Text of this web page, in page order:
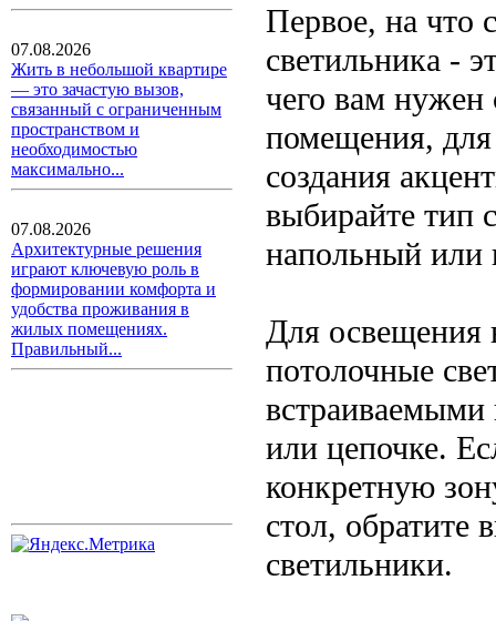
07.08.2026
Жить в небольшой квартире
— это зачастую вызов,
связанный с ограниченным
пространством и
необходимостью
максимально...
07.08.2026
Архитектурные решения
играют ключевую роль в
формировании комфорта и
удобства проживания в
жилых помещениях.
Правильный...
Первое, на что
светильника -
чего вам нужен
помещения, для
создания
выбирайте тип
напольный или
Для освещения
потолочные
или цепочке.
конкретную
стол, обратите
светильники.